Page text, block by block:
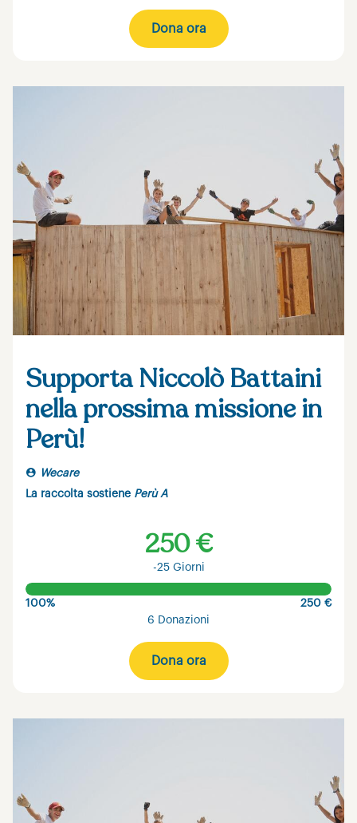
Dona ora
Supporta Niccolò Battaini
nella prossima missione in
Perù!
Wecare
La raccolta sostiene Perù A
250 €
-25 Giorni
100%
250 €
6 Donazioni
Dona ora